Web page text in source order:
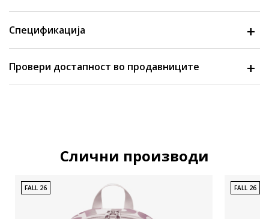
Спецификација
Провери достапност во продавниците
Слични производи
FALL 26 FALL 26